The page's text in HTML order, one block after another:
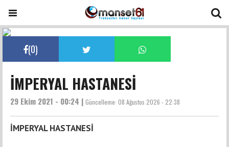
(0)
İMPERYAL HASTANESİ
29 Ekim 2021 - 00:24 | Güncelleme: 08 Ağustos 2026 - 22:38
İMPERYAL HASTANESİ